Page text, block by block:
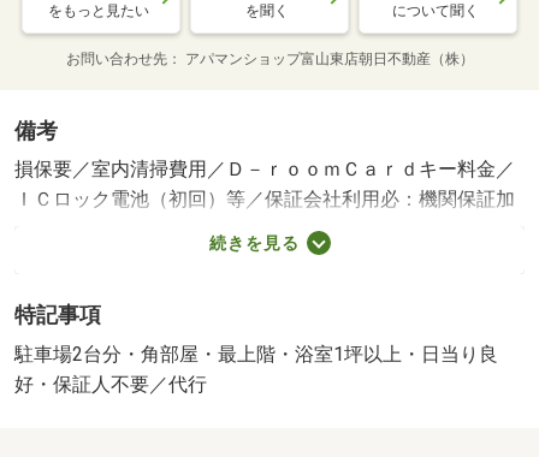
をもっと見たい を聞く について聞く
お問い合わせ先 アパマンショップ富山東店朝日不動産（株）
備考
損保要／室内清掃費用／Ｄ－ｒｏｏｍＣａｒｄキー料金／
ＩＣロック電池（初回）等／保証会社利用必：機関保証加
入必須。初回保証料３５０００円、月額保証料賃料等総額
の１％＋８００円／月（その他商品あり）／駐２台可／
費］ＬＰガス料金はご契約前にＬＰガス事業者にご確認い
ただけます。 ルームクリーニング料金に、エアコンクリ
ーニング費用を含みます。 保証会社：株式会社イント
続きを見る
特記事項
駐車場2台分・角部屋・最上階・浴室1坪以上・日当り良
好・保証人不要／代行